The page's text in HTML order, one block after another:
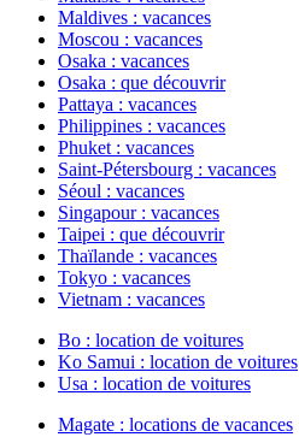
Maldives : vacances
Moscou : vacances
Osaka : vacances
Osaka : que découvrir
Pattaya : vacances
Philippines : vacances
Phuket : vacances
Saint-Pétersbourg : vacances
Séoul : vacances
Singapour : vacances
Taipei : que découvrir
Thaïlande : vacances
Tokyo : vacances
Vietnam : vacances
Bo : location de voitures
Ko Samui : location de voitures
Usa : location de voitures
Magate : locations de vacances